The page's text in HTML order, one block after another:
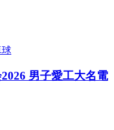
球
男子愛工大名電